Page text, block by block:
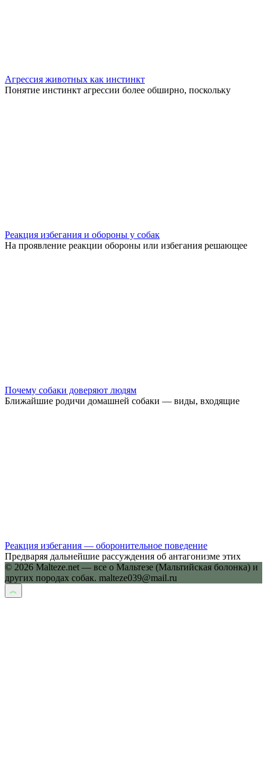
Агрессия животных как инстинкт
Понятие инстинкт агрессии более обширно, поскольку
Реакция избегания и обороны у собак
На проявление реакции обороны или избегания решающее
Почему собаки доверяют людям
Ближайшие родичи домашней собаки — виды, входящие
Реакция избегания — оборонительное поведение
Предваряя дальнейшие рассуждения об антагонизме этих
© 2026 Malteze.net — все о Мальтезе (Мальтийская болонка) и
других породах собак. malteze039@mail.ru